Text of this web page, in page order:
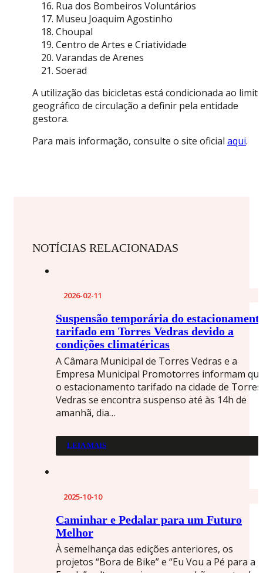
Rua dos Bombeiros Voluntários
Museu Joaquim Agostinho
Choupal
Centro de Artes e Criatividade
Varandas de Arenes
Soerad
A utilização das bicicletas está condicionada ao limite
geográfico de circulação a definir pela entidade
gestora.
Para mais informação, consulte o site oficial aqui.
NOTÍCIAS RELACIONADAS
2026-02-11
Suspensão temporária do
tarifado em Torres Vedras devido a
condições climatéricas
A Câmara Municipal de Torres Vedras e a
Empresa Municipal Promotorres informam
o estacionamento tarifado na cidade de Torres
Vedras se encontra suspenso até às 14h de
amanhã, dia…
LEIA MAIS
2025-10-10
Caminhar e Pedalar para um Futuro
Melhor
À semelhança das edições anteriores, os
projetos “Bora de Bike” e “Eu Vou a Pé para a